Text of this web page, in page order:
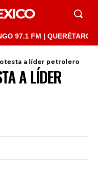
| QUERÉTARO
a líder petrolero
A LÍDER